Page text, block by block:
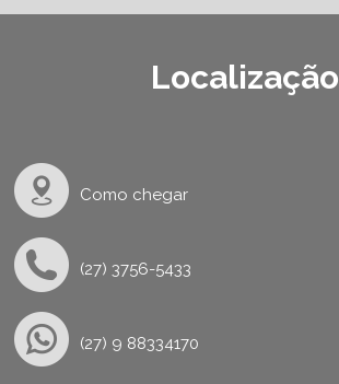
Localização
Como chegar
(27) 3756-5433
(27) 9 88334170